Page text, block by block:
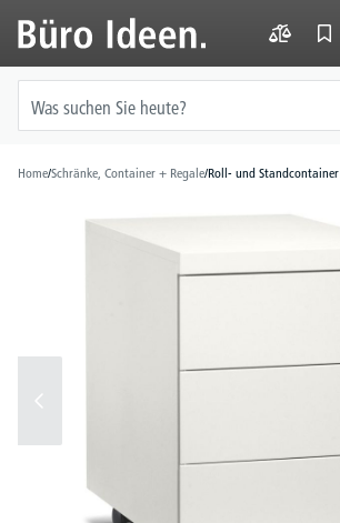
springen
Home/Schränke, Container + Regale/Roll- und Standcontainer